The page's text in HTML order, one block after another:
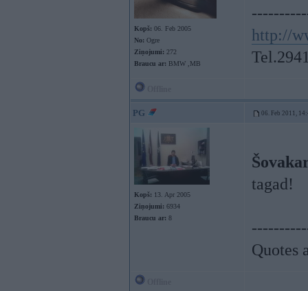
Kopš: 06. Feb 2005
No: Ogre
Ziņojumi: 272
Braucu ar: BMW ,MB
http://
PG 06. Feb 2011,
Kopš: 13. Apr 2005
Ziņojumi: 6934
Braucu ar: 8
tagad!
Quotes